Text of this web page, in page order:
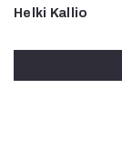
Helki Kallio